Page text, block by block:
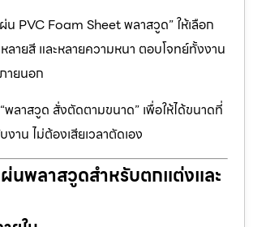
น PVC Foam Sheet พลาสวูด” ให้เลือก
ลายสี และหลายความหนา ตอบโจทย์ทั้งงาน
ายนอก
พลาสวูด สั่งตัดตามขนาด” เพื่อให้ได้ขนาดที่
งาน ไม่ต้องเสียเวลาตัดเอง
นพลาสวูดสำหรับตกแต่งและ